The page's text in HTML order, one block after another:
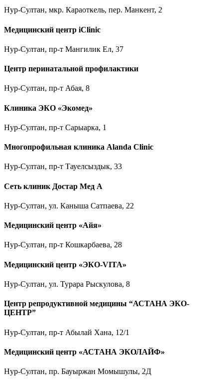
Нур-Султан, мкр. Караоткель, пер. Манкент, 2
Медицинский центр iClinic
Нур-Султан, пр-т Мангилик Ел, 37
Центр перинатальной профилактики
Нур-Султан, пр-т Абая, 8
Клиника ЭКО «Экомед»
Нур-Султан, пр-т Сарыарка, 1
Многопрофильная клиника Alanda Clinic
Нур-Султан, пр-т Тауелсыздык, 33
Сеть клиник Достар Мед А
Нур-Султан, ул. Каныша Сатпаева, 22
Медицинский центр «Айя»
Нур-Султан, пр-т Кошкарбаева, 28
Медицинский центр «ЭКО-VITA»
Нур-Султан, ул. Турара Рыскулова, 8
Центр репродуктивной медицины “АСТАНА ЭКО-
ЦЕНТР”
Нур-Султан, пр-т Абылай Хана, 12/1
Медицинский центр «АСТАНА ЭКОЛАЙФ»
Нур-Султан, пр. Бауыржан Момышулы, 2Д